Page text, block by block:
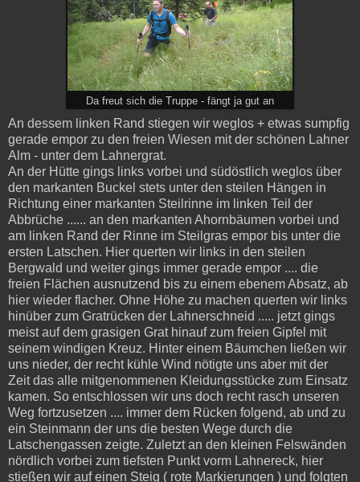
Da freut sich die Truppe - fängt ja gut an
An dessem linken Rand stiegen wir weglos + etwas sumpfig
gerade empor zu den freien Wiesen mit der schönen Lahner
Alm - unter dem Lahnergrat.
An der Hütte gings links vorbei und südöstlich weglos über
den markanten Buckel stets unter den steilen Hängen in
Richtung einer markanten Steilrinne im linken Teil der
Abbrüche ...... an den markanten Ahornbäumen vorbei und
am linken Rand der Rinne im Steilgras empor bis unter die
ersten Latschen. Hier querten wir links in den steilen
Bergwald und weiter gings immer gerade empor .... die
freien Flächen ausnutzend bis zu einem ebenem Absatz, ab
hier wieder flacher. Ohne Höhe zu machen querten wir links
hinüber zum Gratrücken der Lahnerschneid ..... jetzt gings
meist auf dem grasigen Grat hinauf zum freien Gipfel mit
seinem windigen Kreuz. Hinter einem Bäumchen ließen wir
uns nieder, der recht kühle Wind nötigte uns aber mit der
Zeit das alle mitgenommenen Kleidungsstücke zum Einsatz
kamen. So entschlossen wir uns doch recht rasch unseren
Weg fortzusetzen .... immer dem Rücken folgend, ab und zu
ein Steinmann der uns die besten Wege durch die
Latschengassen zeigte. Zuletzt an den kleinen Felswänden
nördlich vorbei zum tiefsten Punkt vorm Lahnereck, hier
stießen wir auf einen Steig ( rote Markierungen ) und folgten